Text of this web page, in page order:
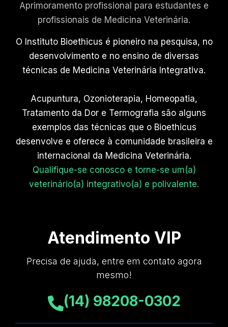
Aprimoramento profissional para estudantes e
profissionais de Medicina Veterinária.
O Instituto Bioethicus é pioneiro na pesquisa, no
desenvolvimento e no ensino de diversas
técnicas de Medicina Veterinária Integrativa.
Acupuntura, Ozonioterapia, Homeopatia,
Tratamento da Dor e Termografia são alguns
exemplos das técnicas que o Bioethicus
desenvolve e oferece à comunidade brasileira e
internacional da Medicina Veterinária.
Qualifique-se conosco e torne-se um(a)
veterinário(a) integrativo(a) e polivalente.
Atendimento VIP
Precisa de ajuda, entre em contato agora
mesmo!
(14) 98208-0302